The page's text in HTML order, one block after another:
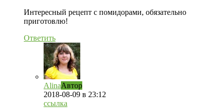
Интересный рецепт с помидорами, обязательно
приготовлю!
Ответить
AlinaАвтор
2018-08-09 в 23:12
ссылка